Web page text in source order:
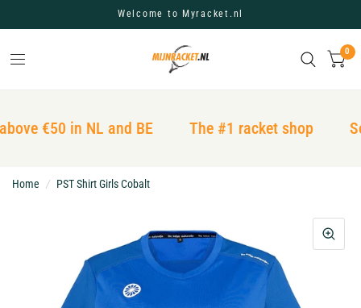
Welcome to Myracket.nl
0
€50 in NL and BE The #1 racket shop
Home / PST Shirt Girls Cobalt